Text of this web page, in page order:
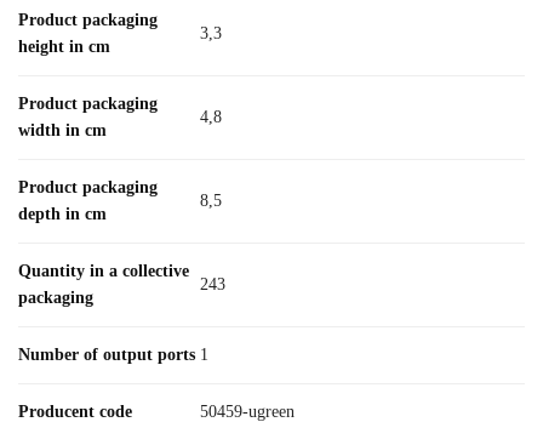
Product packaging
height in cm
3,3
Product packaging
width in cm
4,8
Product packaging
depth in cm
8,5
Quantity in a collective
packaging
243
Number of output ports 1
Producent code 50459-ugreen